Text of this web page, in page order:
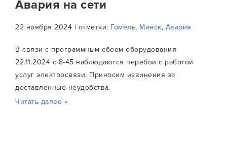
Авария на сети
22 ноября 2024 | отметки: Гомель, Минск, Авария
В связи с программным сбоем оборудования
22.11.2024 с 8-45 наблюдаются перебои с работой
услуг электросвязи. Приносим извинения за
доставленные неудобства.
Читать далее »